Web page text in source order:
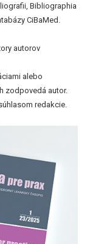
Bibliographia
CiBaMed.
autorov
alebo
zodpovedá autor.
redakcie.